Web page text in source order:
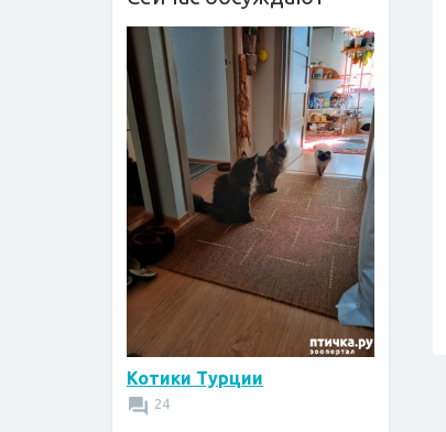
Котики Турции
24